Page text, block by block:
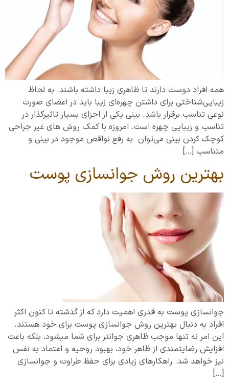
همه افراد دوست دارند تا ظاهری زیبا داشته باشند. به لحاظ
زیبایی‌شناختی برای داشتن چهره‌ای زیبا باید در اعضای صورت
نوعی تناسب برقرار باشد. بینی یکی از اجزای بسیار تاثیرگذار در
تناسب و زیبایی چهره است. امروزه با کمک روش های غیر جراحی
کوچک کردن بینی می‌توان به رفع نواقص موجود در بینی و
متناسب […]
بهترین روش جوانسازی پوست
جوانسازی پوست به قدری اهمیت دارد که از گذشته تا کنون اکثر
افراد به دنبال بهترین روش جوانسازی پوست برای خود هستند.
این امر نه تنها موجب ظاهری جوان­تر برای شما می­شود، بلکه باعث
افزایش رضایت­مندی از ظاهر خود، بهبود روحیه و اعتماد به نفس
نیز خواهد شد. راه­کارهای زیادی برای حفظ طراوت و جوانسازی
[…]